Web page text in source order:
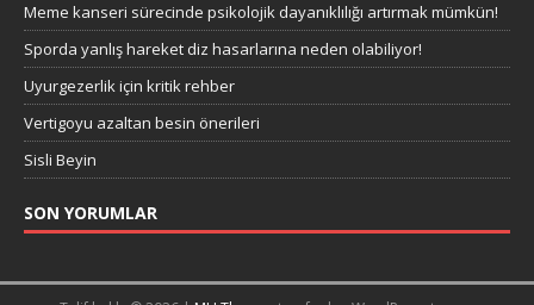
Meme kanseri sürecinde psikolojik dayanıklılığı artırmak mümkün!
Sporda yanlış hareket diz hasarlarına neden olabiliyor!
Uyurgezerlik için kritik rehber
Vertigoyu azaltan besin önerileri
Sisli Beyin
SON YORUMLAR